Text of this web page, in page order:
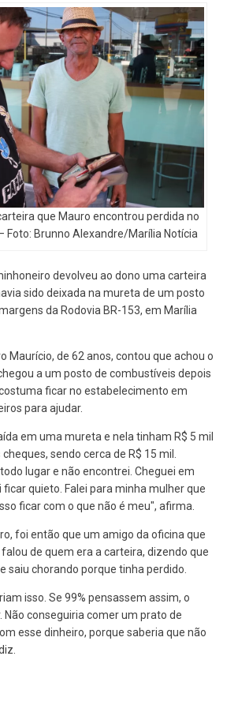
que Mauro encontrou perdida no
Foto: Brunno Alexandre/Marília Notícia
devolveu ao dono uma carteira
sido deixada na mureta de um posto
da Rodovia BR-153, em Marília
Maurício, de 62 anos, contou que achou o
a um posto de combustíveis depois
ficar no estabelecimento em
para ajudar.
em uma mureta e nela tinham R$ 5 mil
sendo cerca de R$ 15 mil.
lugar e não encontrei. Cheguei em
ficar quieto. Falei para minha mulher que
ficar com o que não é meu", afirma.
foi então que um amigo da oficina que
de quem era a carteira, dizendo que
saiu chorando porque tinha perdido.
isso. Se 99% pensassem assim, o
Não conseguiria comer um prato de
esse dinheiro, porque saberia que não